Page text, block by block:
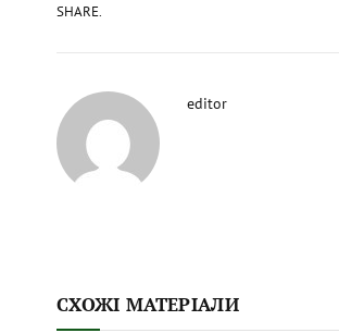
SHARE.
editor
СХОЖІ МАТЕРІАЛИ